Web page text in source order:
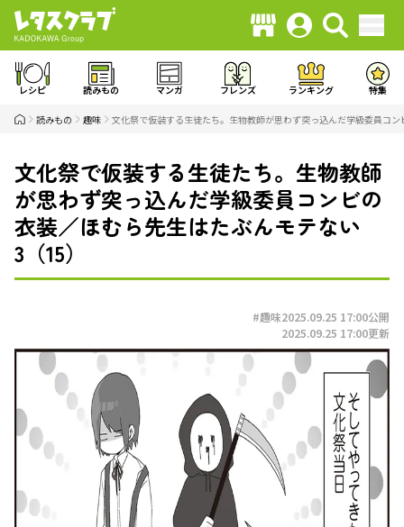
レシピ 読みもの マンガ フレンズ ランキング 特集
読みもの 趣味 文化祭で仮装する生徒たち。生物教師が思わず突っ込んだ学級委員コ
文化祭で仮装する生徒たち。生物教師
が思わず突っ込んだ学級委員コンビの
衣装／ほむら先生はたぶんモテない
3（15）
#趣味2025.09.25 17:00公開
2025.09.25 17:00更新